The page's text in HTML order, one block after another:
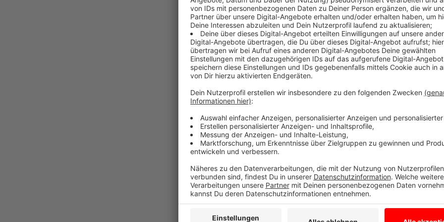
Till Hoffmann wird im Jahr 2022 seine
seine gesamte Oberstufe in der Coronazeit
Distanz- und Präsenzunterricht hin und her zu
an Auswirkungen für ihn generell hatte, wie seine
und was er später mal werden möchte. Das
hier anhören.
Anzeige
Claudia Löhr
Interview mit angehendem